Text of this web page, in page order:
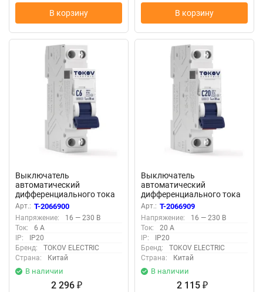
В корзину В корзину
Выключатель
автоматический
дифференциального тока
2п (1P+N) C 6А 30мА тип A
6кА PRIZMA 18мм TOKOV
ELECTRIC TKE-PZ60-RCBO-
1-6-30-A
Арт.: T-2066900
Напряжение:
16 — 230 В
Ток:
6 А
IP:
IP20
Бренд:
TOKOV ELECTRIC
Страна:
Китай
В наличии
2 296 ₽
Выключатель
автоматический
дифференциального тока
2п (1P+N) C 20А 30мА тип
AС 6кА PRIZMA 18мм
TOKOV ELECTRIC TKE-PZ60-
RCBO-1-20-30-AС
Арт.: T-2066909
Напряжение:
16 — 230 В
Ток:
20 А
IP:
IP20
Бренд:
TOKOV ELECTRIC
Страна:
Китай
В наличии
2 115 ₽